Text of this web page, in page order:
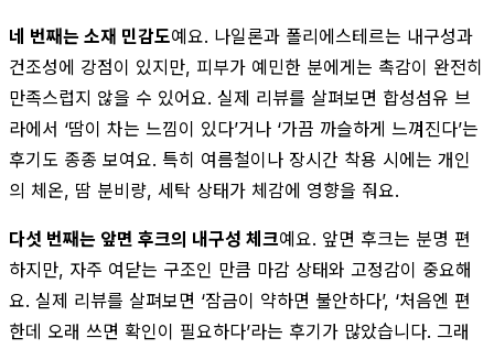
네 번째는 소재 민감도예요. 나일론과 폴리에스테르는 내구성과
건조성에 강점이 있지만, 피부가 예민한 분에게는 촉감이 완전히
만족스럽지 않을 수 있어요. 실제 리뷰를 살펴보면 합성섬유 브
라에서 ‘땀이 차는 느낌이 있다’거나 ‘가끔 까슬하게 느껴진다’는
후기도 종종 보여요. 특히 여름철이나 장시간 착용 시에는 개인
의 체온, 땀 분비량, 세탁 상태가 체감에 영향을 줘요.
다섯 번째는 앞면 후크의 내구성 체크예요. 앞면 후크는 분명 편
하지만, 자주 여닫는 구조인 만큼 마감 상태와 고정감이 중요해
요. 실제 리뷰를 살펴보면 ‘잠금이 약하면 불안하다’, ‘처음엔 편
한데 오래 쓰면 확인이 필요하다’라는 후기가 많았습니다. 그래